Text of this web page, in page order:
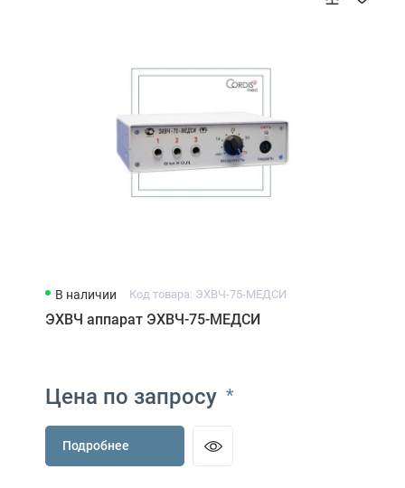
В наличии Код товара: ЭХВЧ-75-МЕДСИ
ЭХВЧ аппарат ЭХВЧ-75-МЕДСИ
Цена по запросу *
Подробнее